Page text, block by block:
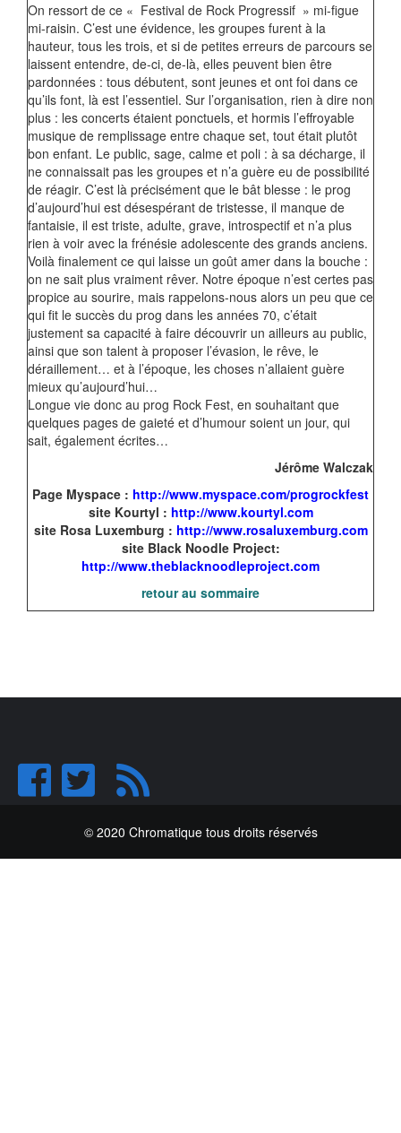
On ressort de ce « Festival de Rock Progressif » mi-figue
mi-raisin. C’est une évidence, les groupes furent à la
hauteur, tous les trois, et si de petites erreurs de parcours se
laissent entendre, de-ci, de-là, elles peuvent bien être
pardonnées : tous débutent, sont jeunes et ont foi dans ce
qu’ils font, là est l’essentiel. Sur l’organisation, rien à dire non
plus : les concerts étaient ponctuels, et hormis l’effroyable
musique de remplissage entre chaque set, tout était plutôt
bon enfant. Le public, sage, calme et poli : à sa décharge, il
ne connaissait pas les groupes et n’a guère eu de possibilité
de réagir. C’est là précisément que le bât blesse : le prog
d’aujourd’hui est désespérant de tristesse, il manque de
fantaisie, il est triste, adulte, grave, introspectif et n’a plus
rien à voir avec la frénésie adolescente des grands anciens.
Voilà finalement ce qui laisse un goût amer dans la bouche :
on ne sait plus vraiment rêver. Notre époque n’est certes pas
propice au sourire, mais rappelons-nous alors un peu que ce
qui fit le succès du prog dans les années 70, c’était
justement sa capacité à faire découvrir un ailleurs au public,
ainsi que son talent à proposer l’évasion, le rêve, le
déraillement… et à l’époque, les choses n’allaient guère
mieux qu’aujourd’hui…
Longue vie donc au prog Rock Fest, en souhaitant que
quelques pages de gaieté et d’humour soient un jour, qui
sait, également écrites…
Jérôme Walczak
Page Myspace : http://www.myspace.com/progrockfest
site Kourtyl : http://www.kourtyl.com
site Rosa Luxemburg : http://www.rosaluxemburg.com
site Black Noodle Project:
http://www.theblacknoodleproject.com
retour au sommaire
© 2020 Chromatique tous droits réservés